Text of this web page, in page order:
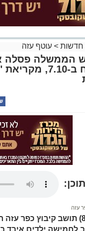
חדשות > עוטף עזה
הממשלה פסלה
שבנו נרצח ב-
עזה
שי חרמש (80) תושב קיבוץ